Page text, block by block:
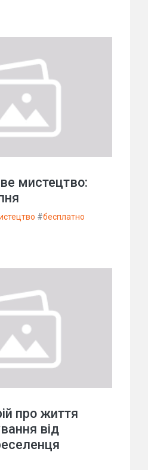
мистецтво:
#бесплатно
про життя
від